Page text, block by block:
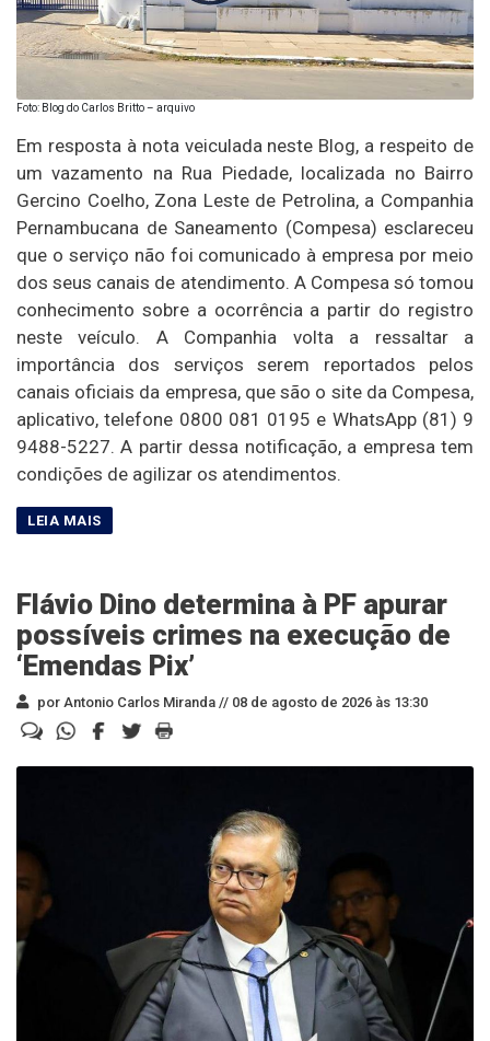
Foto: Blog do Carlos Britto – arquivo
Em resposta à nota veiculada neste Blog, a respeito de
um vazamento na Rua Piedade, localizada no Bairro
Gercino Coelho, Zona Leste de Petrolina, a Companhia
Pernambucana de Saneamento (Compesa) esclareceu
que o serviço não foi comunicado à empresa por meio
dos seus canais de atendimento. A Compesa só tomou
conhecimento sobre a ocorrência a partir do registro
neste veículo. A Companhia volta a ressaltar a
importância dos serviços serem reportados pelos
canais oficiais da empresa, que são o site da Compesa,
aplicativo, telefone 0800 081 0195 e WhatsApp (81) 9
9488-5227. A partir dessa notificação, a empresa tem
condições de agilizar os atendimentos.
Flávio Dino determina à PF apurar
possíveis crimes na execução de
‘Emendas Pix’
por Antonio Carlos Miranda // 08 de agosto de 2026 às 13:30